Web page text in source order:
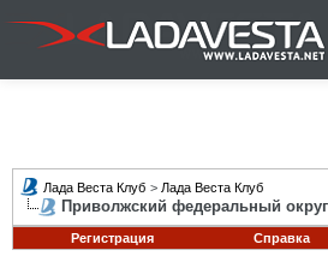
Лада Веста Клуб > Лада Веста Клуб
Приволжский федеральный округ
Регистрация Справка